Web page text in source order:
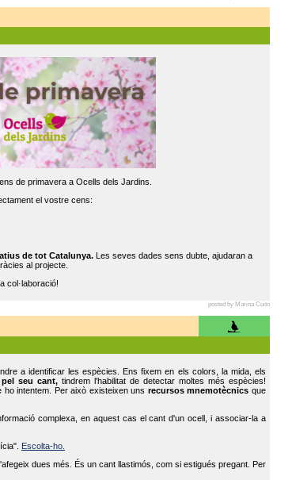
de primavera a Ocells dels Jardins.
el vostre cens:
de tot Catalunya.Les seves dades sens dubte, ajudaran a
al projecte.
col·laboració!
posted by Marina Cuito
a identificar les espècies. Ens fixem en els colors, la mida, els
seu cant, tindrem l'habilitat de detectar moltes més espècies!
intentem. Per això existeixen uns recursos mnemotècnics que
complexa, en aquest cas el cant d'un ocell, i associar-la a
Escolta-ho.
dues més. És un cant llastimós, com si estigués pregant. Per